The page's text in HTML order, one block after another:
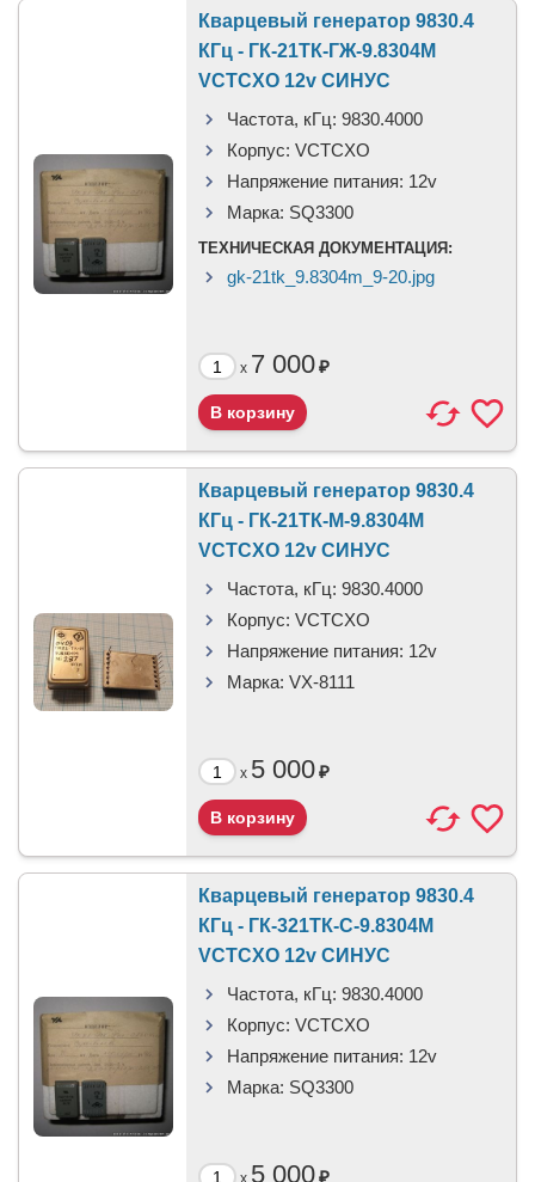
Кварцевый генератор 9830.4
КГц - ГК-21ТК-ГЖ-9.8304М
VCTCXO 12v СИНУС
Частота, кГц: 9830.4000
Корпус: VCTCXO
Напряжение питания: 12v
Марка: SQ3300
ТЕХНИЧЕСКАЯ ДОКУМЕНТАЦИЯ:
gk-21tk_9.8304m_9-20.jpg
x 7 000₽
Кварцевый генератор 9830.4
КГц - ГК-21ТК-М-9.8304М
VCTCXO 12v СИНУС
Частота, кГц: 9830.4000
Корпус: VCTCXO
Напряжение питания: 12v
Марка: VX-8111
x 5 000₽
Кварцевый генератор 9830.4
КГц - ГК-321ТК-С-9.8304М
VCTCXO 12v СИНУС
Частота, кГц: 9830.4000
Корпус: VCTCXO
Напряжение питания: 12v
Марка: SQ3300
x 5 000₽